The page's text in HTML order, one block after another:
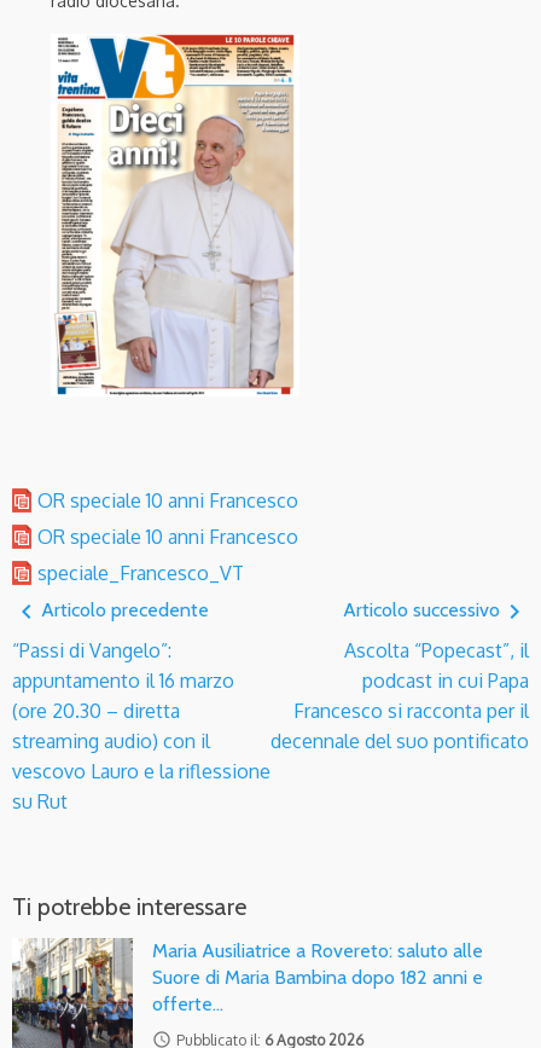
OR speciale 10 anni Francesco
OR speciale 10 anni Francesco
speciale_Francesco_VT
navigate_before Articolo precedente
“Passi di Vangelo”:
appuntamento il 16 marzo
(ore 20.30 – diretta
streaming audio) con il
vescovo Lauro e la riflessione
su Rut
Articolo successivo navigate_next
Ascolta “Popecast”, il
podcast in cui Papa
Francesco si racconta per il
decennale del suo pontificato
Ti potrebbe interessare
Maria Ausiliatrice a Rovereto: saluto alle
Suore di Maria Bambina dopo 182 anni e
offerte…
access_time Pubblicato il: 6 Agosto 2026